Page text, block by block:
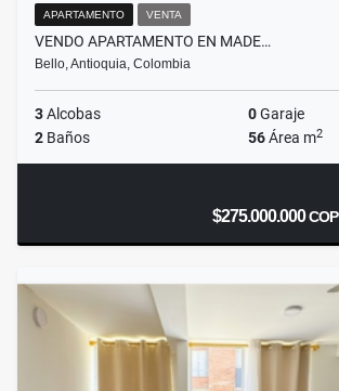
APARTAMENTO VENTA
VENDO APARTAMENTO EN MADE…
Bello, Antioquia, Colombia
3Alcobas 0Garaje
2 Baños 56Área m2
$275.000.000COP